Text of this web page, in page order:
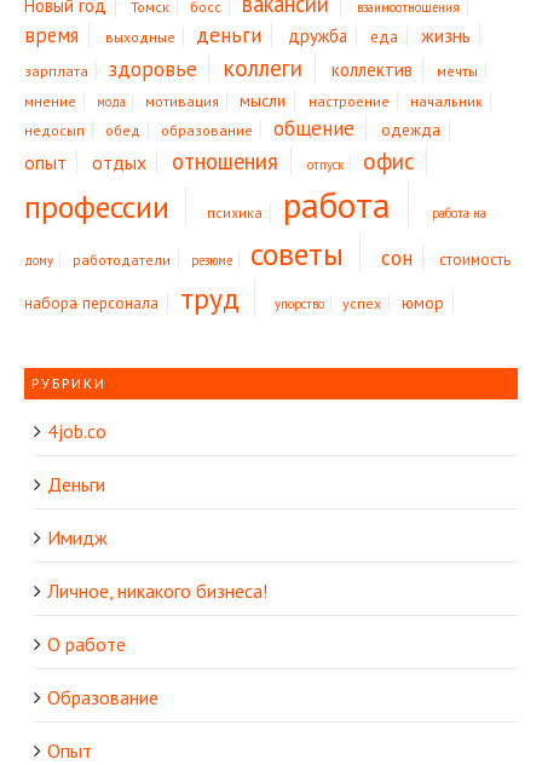
Новый год Томск босс взаимоотношения
время выходные деньги дружба еда жизнь
зарплата здоровье коллеги коллектив
мечты
мнение
мода мотивация мысли настроение
начальник
недосып
обед образование общение одежда
опыт отдых отношения отпуск офис
профессии психика работа работа на
дому работодатели резюме советы сон стоимость
набора персонала труд упорство успех юмор
РУБРИКИ
4job.co
Деньги
Имидж
Личное, никакого бизнеса!
О работе
Образование
Опыт